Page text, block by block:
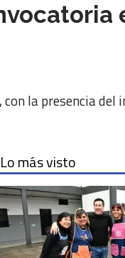
la presencia del
Lo más visto